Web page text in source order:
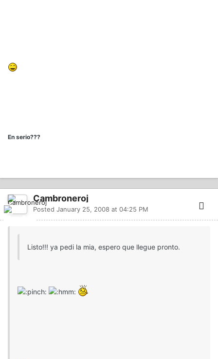
En serio???
Cambroneroj
Posted January 25, 2008 at 04:25 PM
Listo!!! ya pedi la mia, espero que llegue pronto.